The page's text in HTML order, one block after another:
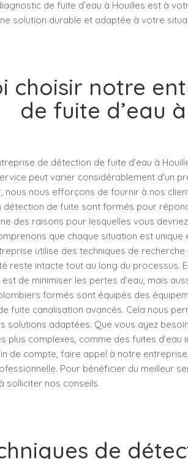
de fuite d’eau à Houilles est à
solution durable et adaptée à votre
choisir notre
de fuite d’eau
de détection de fuite d’eau à
peut varier considérablement d'un
nous nous efforçons de fournir à nos
détection de fuite sont formés pour
des raisons pour lesquelles vous
que chaque situation est
utilise des techniques de
reste intacte tout au long du processus.
de minimiser les pertes d’eau, mais
formés sont équipés des
fuite canalisation avancés. Cela nous
solutions adaptées. Que vous ayez
plus complexes, comme des fuites d’eau
de compte, faire appel à notre
Pour bénéficier du meilleur
solliciter nos conseils.
de